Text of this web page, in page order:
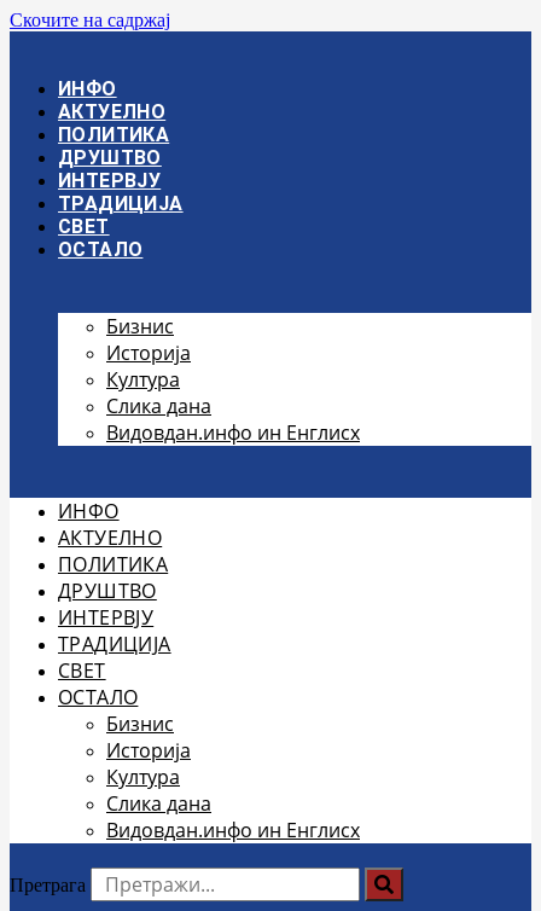
Скочите на садржај
ИНФО
АКТУЕЛНО
ПОЛИТИКА
ДРУШТВО
ИНТЕРВЈУ
ТРАДИЦИЈА
СВЕТ
ОСТАЛО
Бизнис
Историја
Култура
Слика дана
Видовдан.инфо ин Енглисх
ИНФО
АКТУЕЛНО
ПОЛИТИКА
ДРУШТВО
ИНТЕРВЈУ
ТРАДИЦИЈА
СВЕТ
ОСТАЛО
Бизнис
Историја
Култура
Слика дана
Видовдан.инфо ин Енглисх
Претрага